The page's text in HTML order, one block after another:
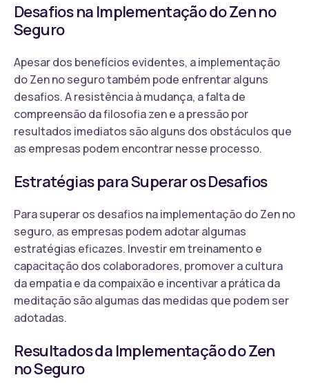
Desafios na Implementação do Zen no
Seguro
Apesar dos benefícios evidentes, a implementação
do Zen no seguro também pode enfrentar alguns
desafios. A resistência à mudança, a falta de
compreensão da filosofia zen e a pressão por
resultados imediatos são alguns dos obstáculos que
as empresas podem encontrar nesse processo.
Estratégias para Superar os Desafios
Para superar os desafios na implementação do Zen no
seguro, as empresas podem adotar algumas
estratégias eficazes. Investir em treinamento e
capacitação dos colaboradores, promover a cultura
da empatia e da compaixão e incentivar a prática da
meditação são algumas das medidas que podem ser
adotadas.
Resultados da Implementação do Zen
no Seguro